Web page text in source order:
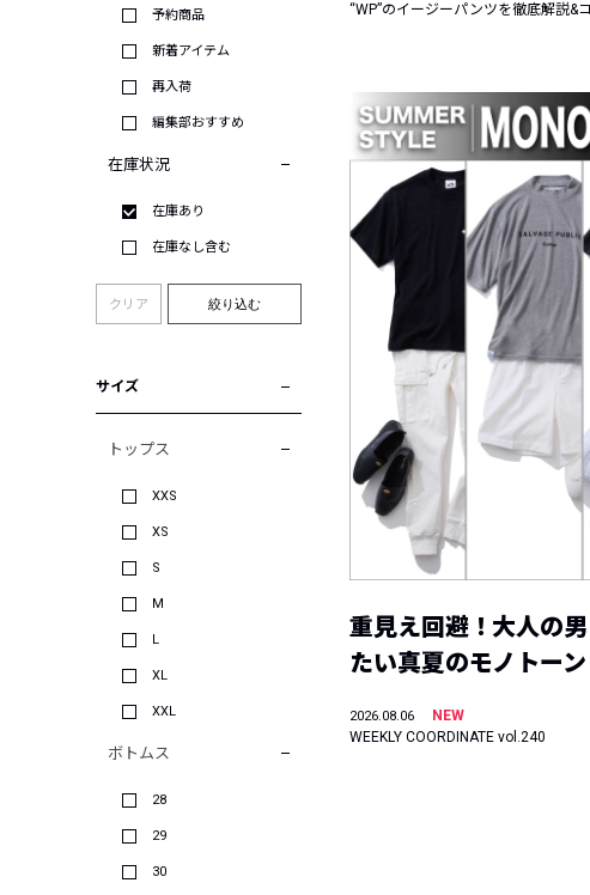
予約商品
新着アイテム
再入荷
編集部おすすめ
在庫状況
在庫あり
在庫なし含む
クリア 絞り込む
サイズ
トップス
XXS
XS
S
M
L
XL
XXL
ボトムス
28
29
30
“WP”のイージーパンツを徹底解説&
重見え回避！大人の
たい真夏のモノトーン
2026.08.06
NEW
WEEKLY COORDINATE vol.240